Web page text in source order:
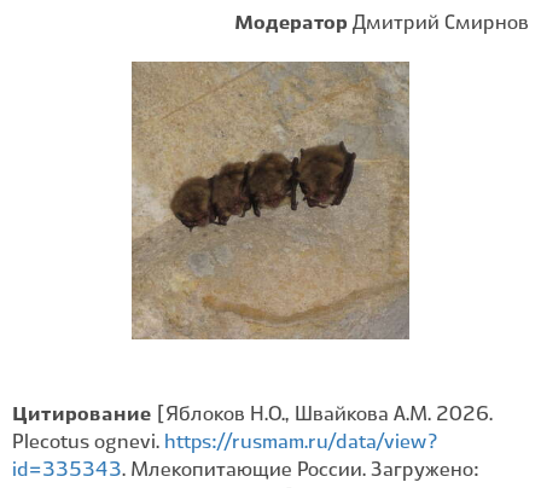
Модератор Дмитрий Смирнов
Цитирование
[Яблоков Н.О., Швайкова А.М. 2026.
Plecotus ognevi. https://rusmam.ru/data/view?
id=335343. Млекопитающие России. Загружено: